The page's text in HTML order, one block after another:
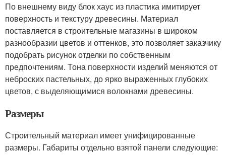
По внешнему виду блок хаус из пластика имитирует
поверхность и текстуру древесины. Материал
поставляется в строительные магазины в широком
разнообразии цветов и оттенков, это позволяет заказчику
подобрать рисунок отделки по собственным
предпочтениям. Тона поверхности изделий меняются от
неброских пастельных, до ярко выраженных глубоких
цветов, с выделяющимися волокнами древесины.
Размеры
Строительный материал имеет унифицированные
размеры. Габариты отдельно взятой панели следующие: